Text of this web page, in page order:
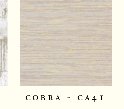
cobra - ca41